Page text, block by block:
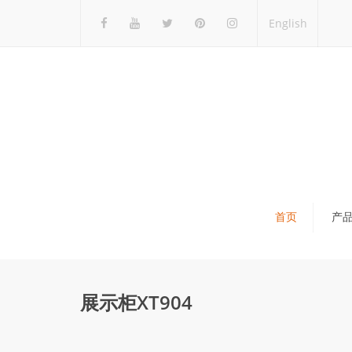
English
首页 产
展示柜XT904